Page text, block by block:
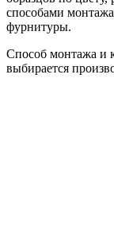
способами
фурнитуры.
Способ монтажа и
выбирается